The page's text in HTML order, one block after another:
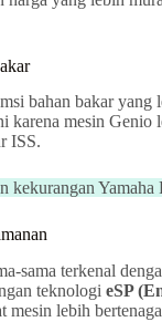
bahan bakar yang
karena mesin Genio
ISS.
kekurangan Yamaha
sama terkenal
teknologi eSP
mesin lebih